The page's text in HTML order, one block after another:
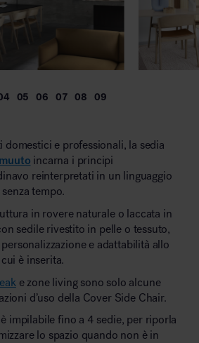
domestici e professionali, la sedia
muuto incarna i principi
reinterpretati in un linguaggio
tempo.
in rovere naturale o laccata in
sedile rivestito in pelle o tessuto,
e adattabilità allo
è inserita.
e zone living sono solo alcune
d’uso della Cover Side Chair.
impilabile fino a 4 sedie, per riporla
lo spazio quando non è in